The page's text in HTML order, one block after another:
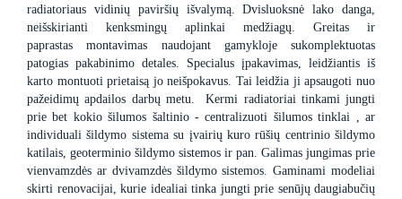
radiatoriaus vidinių paviršių išvalymą. Dvisluoksnė lako danga,
neišskirianti kenksmingų aplinkai medžiagų. Greitas ir
paprastas montavimas naudojant gamykloje sukomplektuotas
patogias pakabinimo detales. Specialus įpakavimas, leidžiantis iš
karto montuoti prietaisą jo neišpokavus. Tai leidžia ji apsaugoti nuo
pažeidimų apdailos darbų metu. Kermi radiatoriai tinkami jungti
prie bet kokio šilumos šaltinio - centralizuoti šilumos tinklai , ar
individuali šildymo sistema su įvairių kuro rūšių centrinio šildymo
katilais, geoterminio šildymo sistemos ir pan. Galimas jungimas prie
vienvamzdės ar dvivamzdės šildymo sistemos. Gaminami modeliai
skirti renovacijai, kurie idealiai tinka jungti prie senūjų daugiabučių